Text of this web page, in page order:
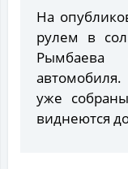
На
рулем в
уже
виднеются